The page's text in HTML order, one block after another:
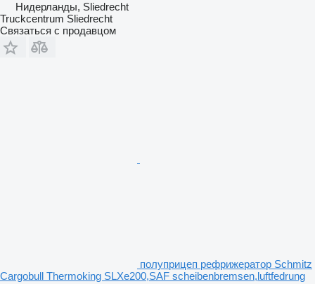
Нидерланды, Sliedrecht
Truckcentrum Sliedrecht
Связаться с продавцом
полуприцеп рефрижератор Schmitz
Cargobull Thermoking SLXe200,SAF scheibenbremsen,luftfedrung